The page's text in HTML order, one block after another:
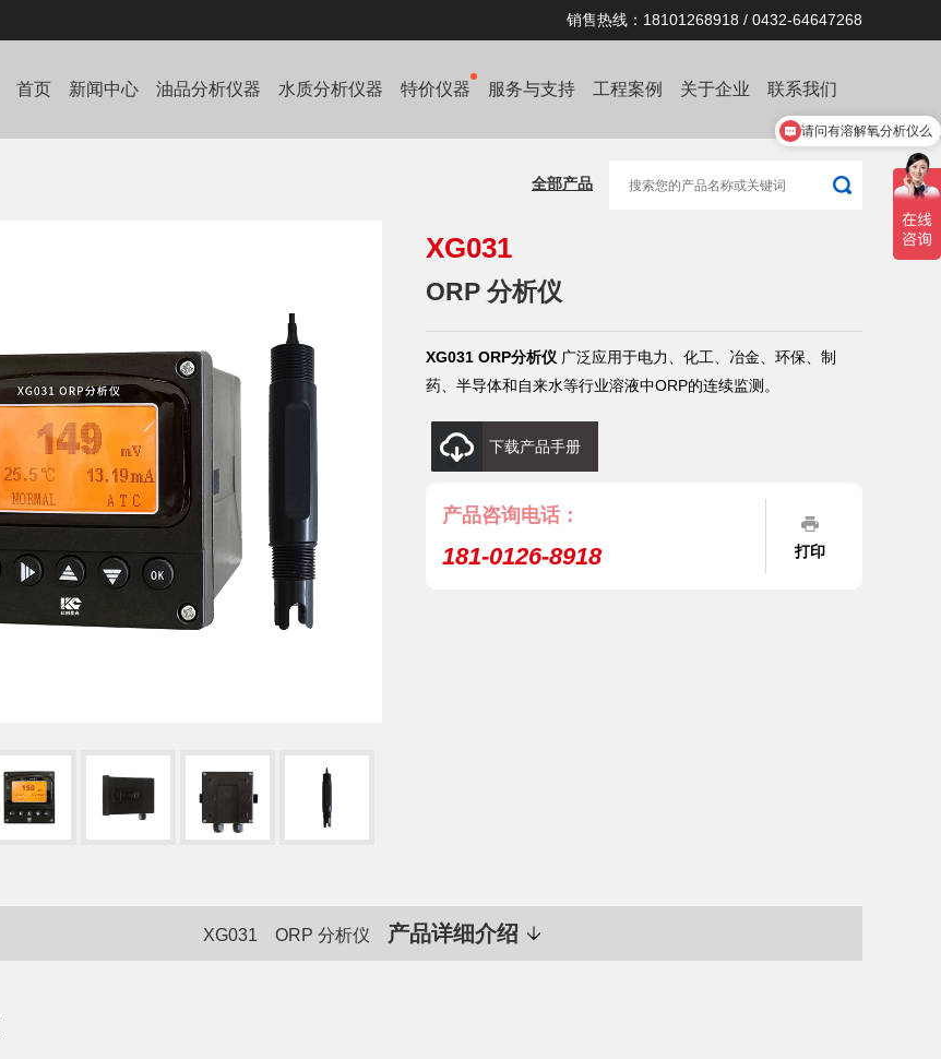
销售热线：18101268918 / 0432-64647268
首页 新闻中心 油品分析仪器 水质分析仪器 特价仪器 服务与支持 工程案例 关于企业 联系我们
全部产品
XG031
ORP 分析仪
XG031 ORP分析仪 广泛应用于电力、化工、冶金、环保、制
药、半导体和自来水等行业溶液中ORP的连续监测。
下载产品手册
产品咨询电话：
181-0126-8918 打印
XG031 ORP 分析仪 产品详细介绍
产品优惠热线:181 0126 8918
请问有溶解氧分析仪么